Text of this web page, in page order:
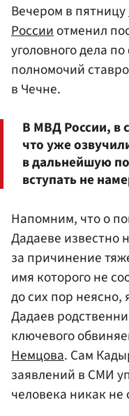
Вечером в пятницу
Россииотменил
уголовного дела
полномочий
в Чечне.
В МВД России, в
что уже
в дальнейшую
вступать не
Напомним, что о
Дадаеве известно
за причинение
имя которого не
до сих пор неясно,
Дадаев
ключевого
Немцова. Сам
заявлений в СМИ
человека никак не